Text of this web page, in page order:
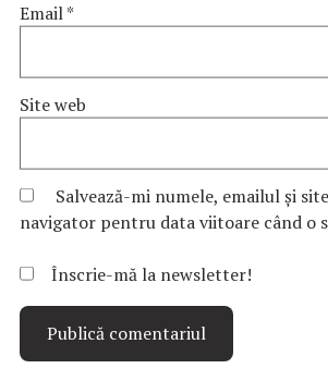
Email*
Site web
Salvează-mi numele, emailul și
navigator pentru data viitoare când o
Înscrie-mă la newsletter!